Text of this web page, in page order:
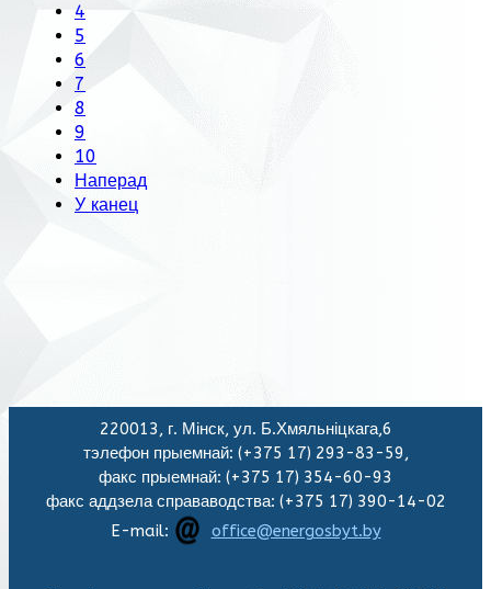
4
5
6
7
8
9
10
Наперад
У канец
220013, г. Мінск, ул. Б.Хмяльніцкага,6
тэлефон прыемнай: (+375 17) 293-83-59,
факс прыемнай: (+375 17) 354-60-93
факс аддзела справаводства: (+375 17) 390-14-02
E-mail:
office@energosbyt.by